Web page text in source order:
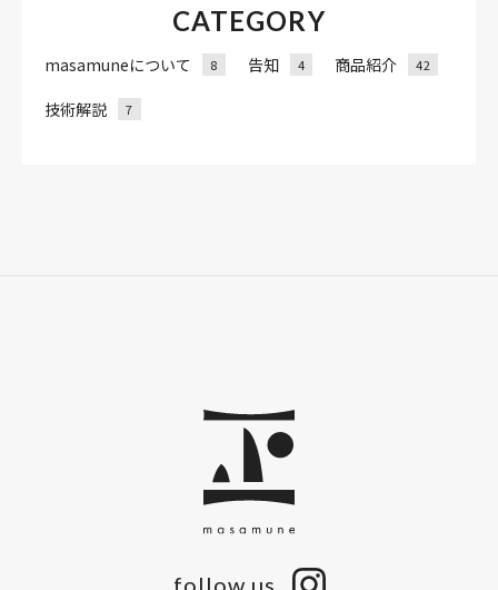
CATEGORY
masamuneについて 8 告知 4 商品紹介 42
技術解説 7
follow us